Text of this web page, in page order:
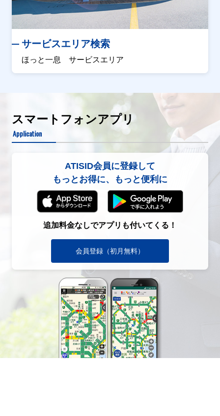
サービスエリア検索
ほっと一息 サービスエリア
スマートフォンアプリ
Application
ATISID会員に登録して
もっとお得に、もっと便利に
追加料金なしでアプリも付いてくる！
会員登録（初月無料）